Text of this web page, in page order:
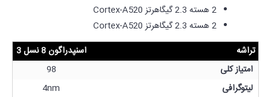
2 هسته 2.3 گیگاهرتز Cortex-A520
2 هسته 2.3 گیگاهرتز Cortex-A520
تراشه
اسنپدراگون 8 نسل 3
امتیاز کلی
98
لیتوگرافی
4nm